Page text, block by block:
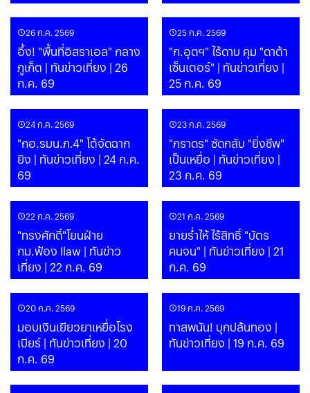
26 ก.ค. 2569
อึ้ง! "พื้นที่อิสราเอล" กลาง
ภูเก็ต | ทันข่าวเที่ยง | 26
ก.ค. 69
25 ก.ค. 2569
"ก.อุตฯ" ไร้ดาบ คุม "ดาต้า
เซ็นเตอร์" | ทันข่าวเที่ยง |
25 ก.ค. 69
24 ก.ค. 2569
"กอ.รมน.ภ.4" โต้จัดฉาก
ยิง | ทันข่าวเที่ยง | 24 ก.ค.
69
23 ก.ค. 2569
"ภราดร" ซัดกลับ "ยิ่งชีพ"
เป็นเหยื่อ | ทันข่าวเที่ยง |
23 ก.ค. 69
22 ก.ค. 2569
"ทรงศักดิ์"โยนฝ่าย
กม.ฟ้อง Ilaw | ทันข่าว
เที่ยง | 22 ก.ค. 69
21 ก.ค. 2569
ยายร่ำไห้ ไร้สิทธิ์ "บัตร
คนจน" | ทันข่าวเที่ยง | 21
ก.ค. 69
20 ก.ค. 2569
มอบเงินเยียวยาเหยื่อโรง
เบียร์ | ทันข่าวเที่ยง | 20
ก.ค. 69
19 ก.ค. 2569
ทาสพนัน! บุกปล้นทอง |
ทันข่าวเที่ยง | 19 ก.ค. 69